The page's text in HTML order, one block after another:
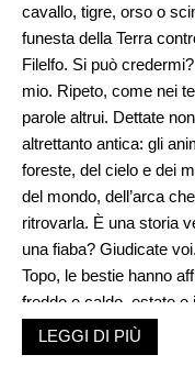
cavallo, tigre, orso o
funesta della Terra
Filelfo. Si può
mio. Ripeto, come nei
parole altrui. Dettate
altrettanto antica: gli
foreste, del cielo e dei
del mondo, dell’arca
ritrovarla. È una storia
una fiaba? Giudicate
Topo, le bestie hanno
freddo e caldo, estate e
cesseranno – ma solo
riconosciuto? È l’incipit
LEGGI DI PIÙ